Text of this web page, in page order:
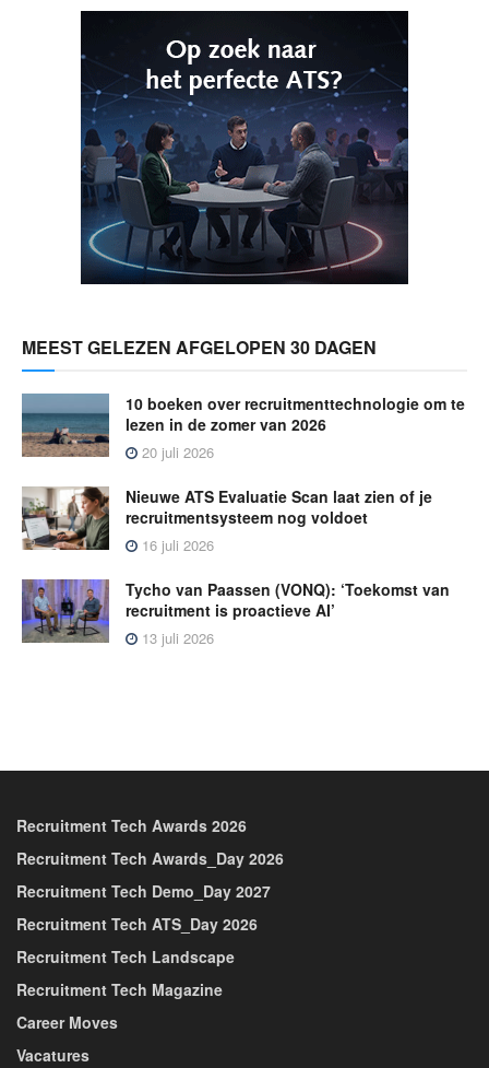
MEEST GELEZEN AFGELOPEN 30 DAGEN
10 boeken over recruitmenttechnologie om te
lezen in de zomer van 2026
20 juli 2026
Nieuwe ATS Evaluatie Scan laat zien of je
recruitmentsysteem nog voldoet
16 juli 2026
Tycho van Paassen (VONQ): ‘Toekomst van
recruitment is proactieve AI’
13 juli 2026
Recruitment Tech Awards 2026
Recruitment Tech Awards_Day 2026
Recruitment Tech Demo_Day 2027
Recruitment Tech ATS_Day 2026
Recruitment Tech Landscape
Recruitment Tech Magazine
Career Moves
Vacatures